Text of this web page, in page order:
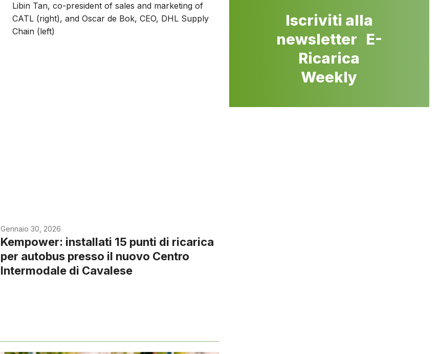
Libin Tan, co-president of sales and marketing of
CATL (right), and Oscar de Bok, CEO, DHL Supply
Chain (left)
Gennaio 30, 2026
Kempower: installati 15 punti di ricarica
per autobus presso il nuovo Centro
Intermodale di Cavalese
Iscriviti alla
newsletter E-
Ricarica
Weekly